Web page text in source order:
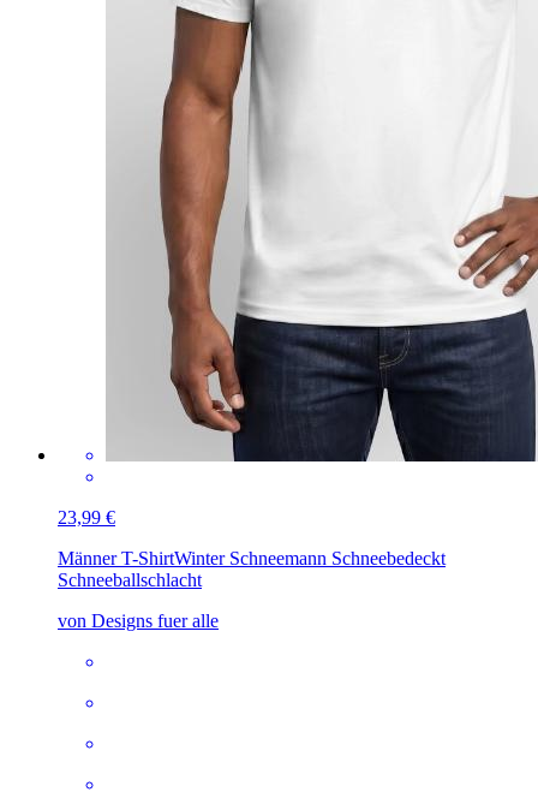
23,99 €
Männer T-ShirtWinter Schneemann Schneebedeckt
Schneeballschlacht
von Designs fuer alle